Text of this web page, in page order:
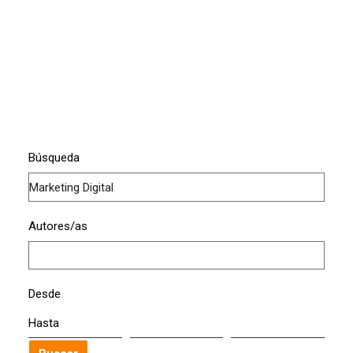
Búsqueda
Autores/as
Desde
Hasta